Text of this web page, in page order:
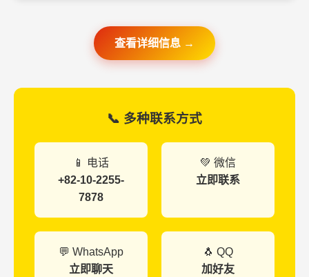
查看详细信息 →
📞 多种联系方式
📱 电话
+82-10-2255-
7878
💚 微信
立即联系
💬 WhatsApp
立即聊天
🐧 QQ
加好友